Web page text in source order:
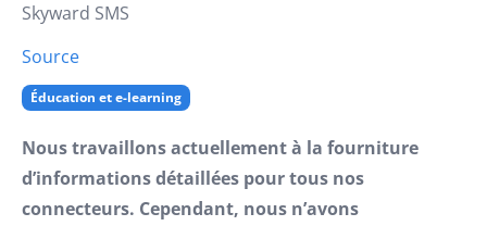
Skyward SMS
Source
Éducation et e-learning
Nous travaillons actuellement à la fourniture
d’informations détaillées pour tous nos
connecteurs. Cependant, nous n’avons